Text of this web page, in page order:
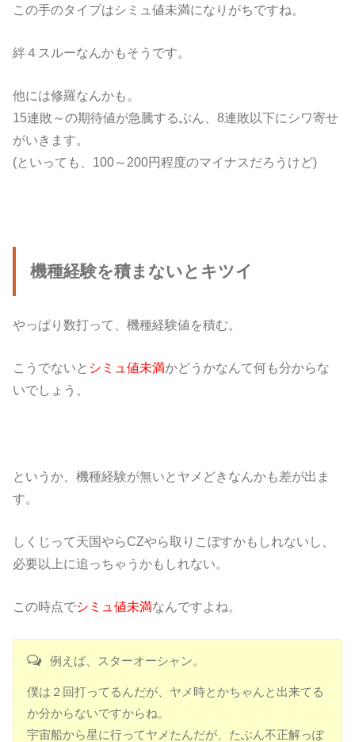
この手のタイプはシミュ値未満になりがちですね。
絆４スルーなんかもそうです。
他には修羅なんかも。
15連敗～の期待値が急騰するぶん、8連敗以下にシワ寄せ
がいきます。
(といっても、100～200円程度のマイナスだろうけど)
機種経験を積まないとキツイ
やっぱり数打って、機種経験値を積む。
こうでないと シミュ値未満かどうかなんて何も分からな
いでしょう。
というか、機種経験が無いとヤメどきなんかも差が出ま
す。
しくじって天国やらCZやら取りこぼすかもしれないし、
必要以上に追っちゃうかもしれない。
この時点でシミュ値未満なんですよね。
例えば、スターオーシャン。
僕は２回打ってるんだが、ヤメ時とかちゃんと出来てる
か分からないですからね。
宇宙船から星に行ってヤメたんだが、たぶん不正解っぽ